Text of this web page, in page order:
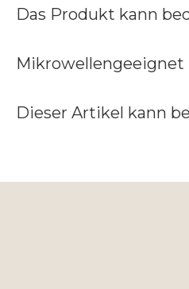
Das Produkt kann
Mikrowellengeeignet
Dieser Artikel kann